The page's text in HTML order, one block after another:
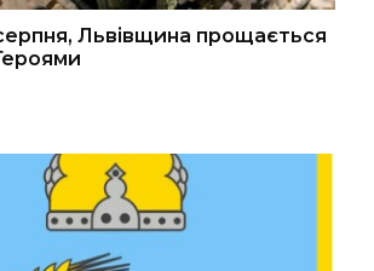
Львівщина прощається